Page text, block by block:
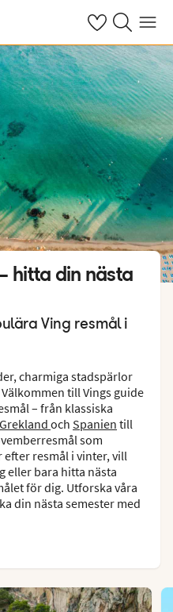
Se dinaSök på ving.se
Meny
hitta din nästa
Ving resmål i
charmiga stadspärlor
Välkommen till Vings guide
– från klassiska
Grekland och Spanien till
som
efter resmål i vinter, vill
eller bara hitta nästa
för dig. Utforska våra
din nästa semester med